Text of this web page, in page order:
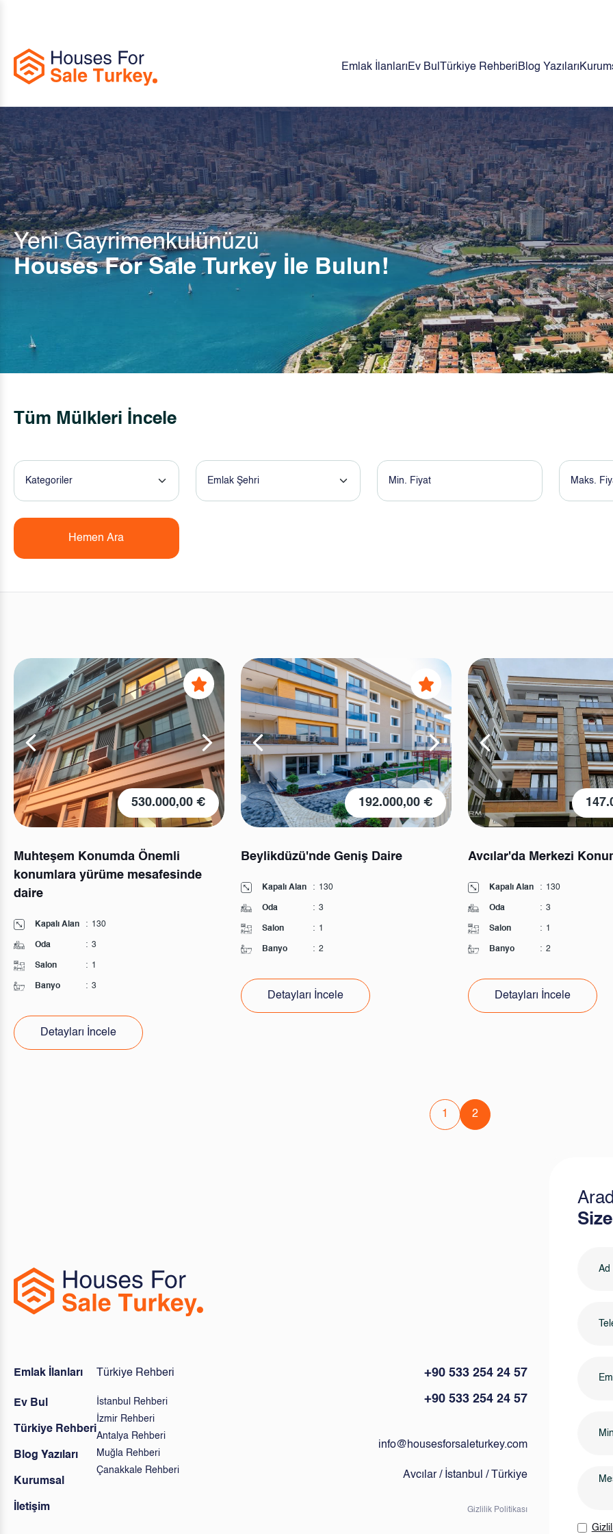
Emlak İlanlarıEv Bul Türkiye RehberiBlog Yazıları
Yeni Gayrimenkulünüzü
Houses For Sale Turkey İle Bulun!
Tüm Mülkleri İncele
Kategoriler Emlak Şehri
Hemen Ara
530.000,00 €
Muhteşem Konumda Önemli
konumlara yürüme mesafesinde
daire
Kapalı Alan : 130
Oda : 3
Salon : 1
Banyo : 3
Detayları İncele
192.000,00 €
Beylikdüzü'nde Geniş Daire
Kapalı Alan : 130
Oda : 3
Salon : 1
Banyo : 2
Detayları İncele
Avcılar'da Merkezi
Kapalı Alan : 130
Oda : 3
Salon : 1
Banyo : 2
Detayları İncele
1 2
Emlak İlanları
Ev Bul
Türkiye Rehberi
Blog Yazıları
Kurumsal
İletişim
Türkiye Rehberi
İstanbul Rehberi
İzmir Rehberi
Antalya Rehberi
Muğla Rehberi
Çanakkale Rehberi
+90 533 254 24 57
+90 533 254 24 57
info@housesforsaleturkey.com
Avcılar / İstanbul / Türkiye
Gizlilik Politikası